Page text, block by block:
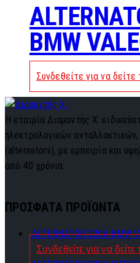
BMW
Συνδεθείτε για να δείτε
Η εταιρία Διαμαντής Χ.
ηλεκτρολογικών
(alternators), με εμπειρία και
από 40 χρόνια.
ΠΡΟΣΦΑΤΑ ΠΡΟΪΟΝΤΑ
ALTERNATOR 220A BMW
Συνδεθείτε για να δείτε